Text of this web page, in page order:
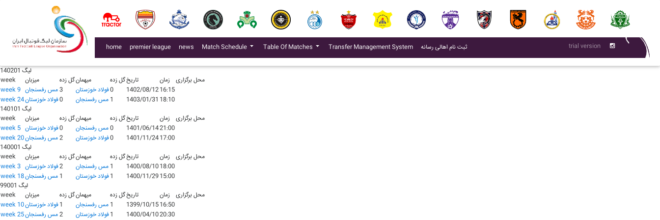
home premier league news(current)
Match Schedule Table Of Matches Transfer Management System(current)
ثبت نام اهالی رسانه(current) trial version
گل زده گل زده تاریخ
محل برگزاری
مس رفسنجان0 فولاد خوزستان0 1404/09/19
17:15
week
میزبان گل زده میهمان
محل برگزاری
فولاد خوزستان0 مس رفسنجان 0 1403/06/0120:00
لیگ 140201
week
میزبان گل زدهمیهمان گل زدهتاریخ زمان
محل برگزاری
week 9 مس رفسنجان3 فولاد خوزستان0 1402/08/1216:15
week 24فولاد خوزستان0 مس رفسنجان 1 1403/01/31 18:10
لیگ 140101
week
میزبان گل زدهمیهمان گل زدهتاریخ زمان
محل برگزاری
week 5 فولاد خوزستان0 مس رفسنجان0 1401/06/1421:00
week 20مس رفسنجان2 فولاد خوزستان0 1401/11/2417:00
لیگ 140001
week
میزبان گل زدهمیهمان گل زدهتاریخ زمان
محل برگزاری
week 3 فولاد خوزستان2 مس رفسنجان 1 1400/08/1018:00
week 18مس رفسنجان 1 فولاد خوزستان1 1400/11/2915:00
لیگ 99001
week
میزبان گل زدهمیهمان گل زدهتاریخ زمان
محل برگزاری
week 10فولاد خوزستان1 مس رفسنجان 1 1399/10/1516:50
week 25مس رفسنجان2 فولاد خوزستان1 1400/04/1020:30